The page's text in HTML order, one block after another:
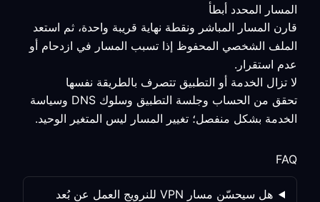
المسار المحدد أبطأ
قارن المسار المباشر ونقطة نهاية قريبة واحدة، ثم استعد
الملف الشخصي المحفوظ إذا تسبب المسار في ازدحام أو
عدم استقرار.
لا تزال الخدمة أو التطبيق تتصرف بالطريقة نفسها
تحقق من الحساب وجلسة التطبيق وسلوك DNS وسياسة
الخدمة بشكل منفصل؛ تغيير المسار ليس المتغير الوحيد.
FAQ
هل سيحسّن مسار VPN للنرويج العمل عن بُعد